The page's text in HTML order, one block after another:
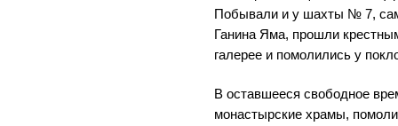
Побывали и у шахты № 7,
Ганина Яма, прошли
галерее и помолились у
В оставшееся свободное
монастырские храмы,